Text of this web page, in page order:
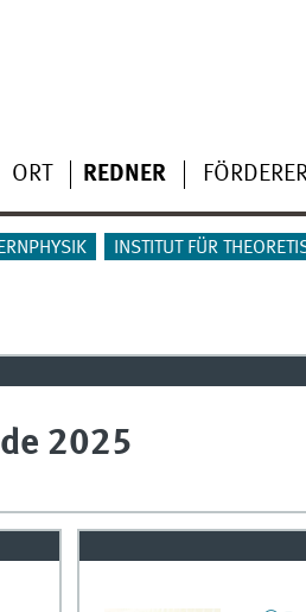
ORT REDNER
INSTITUT FÜR
2025